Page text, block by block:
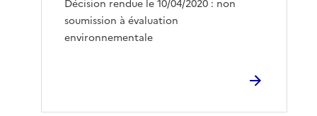
Décision rendue le 10/04/2020 : non
soumission à évaluation
environnementale